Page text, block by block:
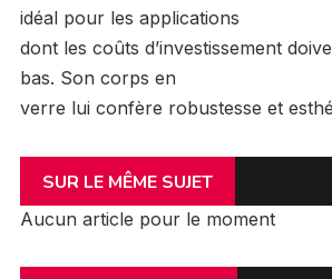
idéal pour les applications
dont les coûts d’investissement
bas. Son corps en
verre lui confère robustesse et
SUR LE MÊME SUJET
Aucun article pour le moment